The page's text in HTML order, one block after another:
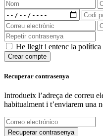
He llegit i entenc la política
Crear compte
Recuperar contrasenya
Introdueix l’adreça de correu
habitualment i t’enviarem una
Recuperar contrasenya